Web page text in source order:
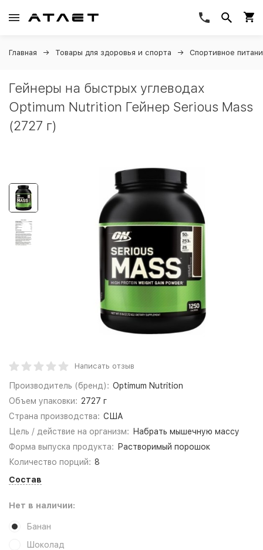
Главная Товары для здоровья и спорта Спортивное
Гейнеры на быстрых углеводах
Optimum Nutrition Гейнер Serious Mass
(2727 г)
Написать отзыв
Производитель (бренд): Optimum Nutrition
Объем упаковки: 2727 г
Страна производства: США
Цель / действие на организм:
Набрать мышечную массу
Форма выпуска продукта:
Растворимый порошок
Количество порций: 8
Состав
Нет в наличии:
Банан
Шоколад